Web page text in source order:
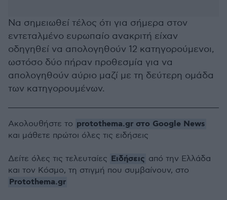
Να σημειωθεί τέλος ότι για σήμερα στον
εντεταλμένο ευρωπαίο ανακριτή είχαν
οδηγηθεί να απολογηθούν 12 κατηγορούμενοι,
ωστόσο δύο πήραν προθεσμία για να
απολογηθούν αύριο μαζί με τη δεύτερη ομάδα
των κατηγορουμένων.
Ακολουθήστε το protothema.gr στο Google News
και μάθετε πρώτοι όλες τις ειδήσεις
Δείτε όλες τις τελευταίες Ειδήσεις από την Ελλάδα
και τον Κόσμο, τη στιγμή που συμβαίνουν, στο
Protothema.gr